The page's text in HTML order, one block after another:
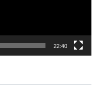
22:40